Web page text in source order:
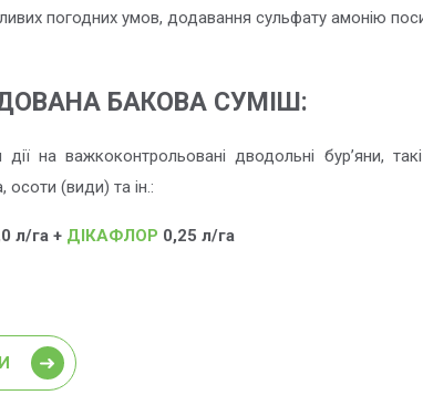
погодних умов, додавання сульфату амонію
БАКОВА СУМІШ:
на важкоконтрольовані дводольні бур’яни,
осоти (види) та ін.:
л/га + ДІКАФЛОР 0,25 л/га